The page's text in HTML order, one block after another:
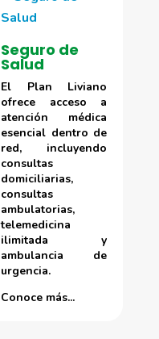
Seguro de
Salud
El Plan Liviano
ofrece acceso a
atención médica
esencial dentro de
red, incluyendo
consultas
domiciliarias,
consultas
ambulatorias,
telemedicina
ilimitada y
ambulancia de
urgencia.
Conoce más...